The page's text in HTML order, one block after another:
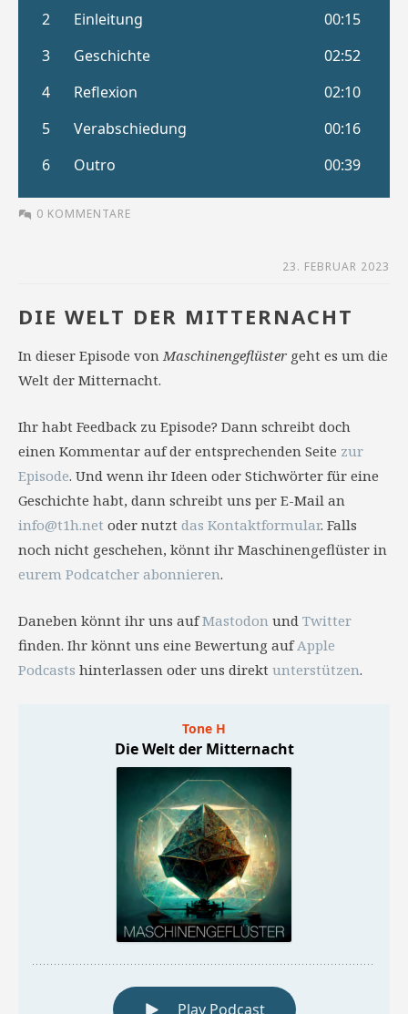
0 KOMMENTARE
23. FEBRUAR 2023
DIE WELT DER MITTERNACHT
In dieser Episode vonMaschinengeflüster geht es um die
Welt der Mitternacht.
Ihr habt Feedback zu Episode? Dann schreibt doch
einen Kommentar auf der entsprechenden Seite zur
Episode. Und wenn ihr Ideen oder Stichwörter für eine
Geschichte habt, dann schreibt uns per E-Mail an
info@t1h.net oder nutzt das Kontaktformular. Falls
noch nicht geschehen, könnt ihr Maschinengeflüster in
eurem Podcatcher abonnieren.
Daneben könnt ihr uns aufMastodon und Twitter
finden. Ihr könnt uns eine Bewertung aufApple
Podcasts hinterlassen oder uns direkt unterstützen.